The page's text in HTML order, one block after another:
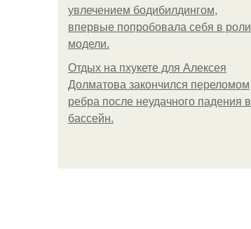
увлечением бодибилдингом,
впервые попробовала себя в роли
модели.
Отдых на пхукете для Алексея
Долматова закончился переломом
ребра после неудачного падения в
бассейн.